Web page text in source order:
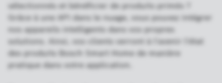
sélectionnés et bénéficier de produits primés ?
Grâce à une API dans le nuage, vous pouvez intégrer
nos appareils intelligents dans vos propres
solutions. Ainsi, vos clients verront à l'avenir l'état
des produits Bosch Smart Home de manière
pratique dans votre application.